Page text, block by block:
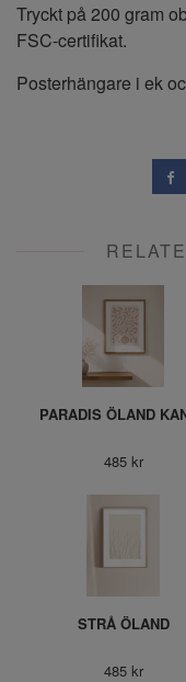
Tryckt på 200 gram
FSC-certifikat.
Posterhängare i ek
PARADIS ÖLAND
485 kr
STRÅ ÖLAND
485 kr